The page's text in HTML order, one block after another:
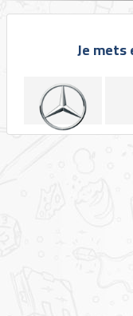
Je mets